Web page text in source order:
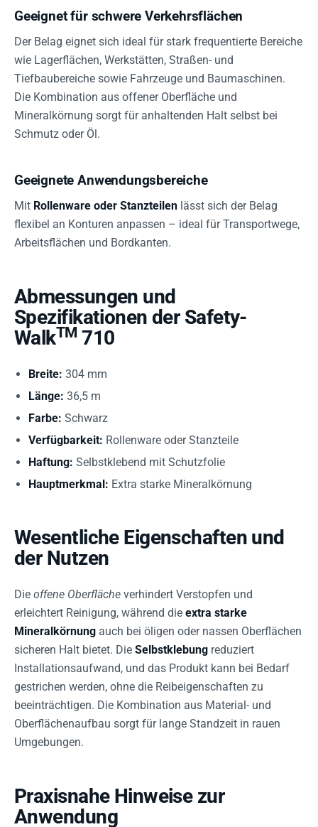
Geeignet für schwere Verkehrsflächen
Der Belag eignet sich ideal für stark frequentierte Bereiche
wie Lagerflächen, Werkstätten, Straßen- und
Tiefbaubereiche sowie Fahrzeuge und Baumaschinen.
Die Kombination aus offener Oberfläche und
Mineralkörnung sorgt für anhaltenden Halt selbst bei
Schmutz oder Öl.
Geeignete Anwendungsbereiche
Mit Rollenware oder Stanzteilen lässt sich der Belag
flexibel an Konturen anpassen – ideal für Transportwege,
Arbeitsflächen und Bordkanten.
Abmessungen und
Spezifikationen der Safety-
WalkTM 710
Breite: 304 mm
Länge: 36,5 m
Farbe: Schwarz
Verfügbarkeit: Rollenware oder Stanzteile
Haftung: Selbstklebend mit Schutzfolie
Hauptmerkmal: Extra starke Mineralkörnung
Wesentliche Eigenschaften und
der Nutzen
Die offene Oberfläche verhindert Verstopfen und
erleichtert Reinigung, während die extra starke
Mineralkörnung auch bei öligen oder nassen Oberflächen
sicheren Halt bietet. Die Selbstklebung reduziert
Installationsaufwand, und das Produkt kann bei Bedarf
gestrichen werden, ohne die Reibeigenschaften zu
beeinträchtigen. Die Kombination aus Material- und
Oberflächenaufbau sorgt für lange Standzeit in rauen
Umgebungen.
Praxisnahe Hinweise zur
Anwendung